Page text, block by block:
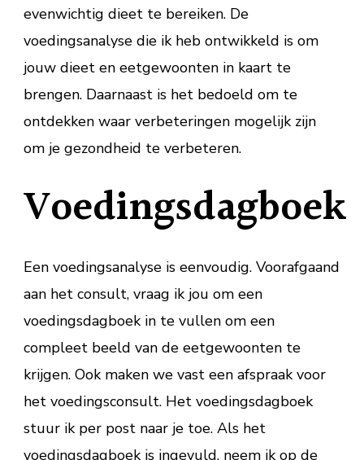
evenwichtig dieet te bereiken. De
voedingsanalyse die ik heb ontwikkeld is om
jouw dieet en eetgewoonten in kaart te
brengen. Daarnaast is het bedoeld om te
ontdekken waar verbeteringen mogelijk zijn
om je gezondheid te verbeteren.
Voedingsdagboek
Een voedingsanalyse is eenvoudig. Voorafgaand
aan het consult, vraag ik jou om een
voedingsdagboek in te vullen om een
compleet beeld van de eetgewoonten te
krijgen. Ook maken we vast een afspraak voor
het voedingsconsult. Het voedingsdagboek
stuur ik per post naar je toe. Als het
voedingsdagboek is ingevuld, neem ik op de